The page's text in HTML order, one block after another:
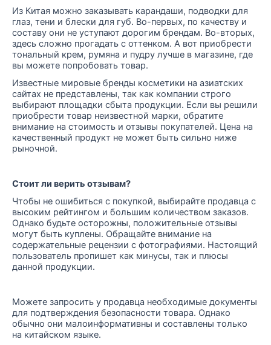
Из Китая можно заказывать карандаши, подводки для
глаз, тени и блески для губ. Во-первых, по качеству и
составу они не уступают дорогим брендам. Во-вторых,
здесь сложно прогадать с оттенком. А вот приобрести
тональный крем, румяна и пудру лучше в магазине, где
вы можете попробовать товар.
Известные мировые бренды косметики на азиатских
сайтах не представлены, так как компании строго
выбирают площадки сбыта продукции. Если вы решили
приобрести товар неизвестной марки, обратите
внимание на стоимость и отзывы покупателей. Цена на
качественный продукт не может быть сильно ниже
рыночной.
Стоит ли верить отзывам?
Чтобы не ошибиться с покупкой, выбирайте продавца с
высоким рейтингом и большим количеством заказов.
Однако будьте осторожны, положительные отзывы
могут быть куплены. Обращайте внимание на
содержательные рецензии с фотографиями. Настоящий
пользователь пропишет как минусы, так и плюсы
данной продукции.
Можете запросить у продавца необходимые документы
для подтверждения безопасности товара. Однако
обычно они малоинформативны и составлены только
на китайском языке.